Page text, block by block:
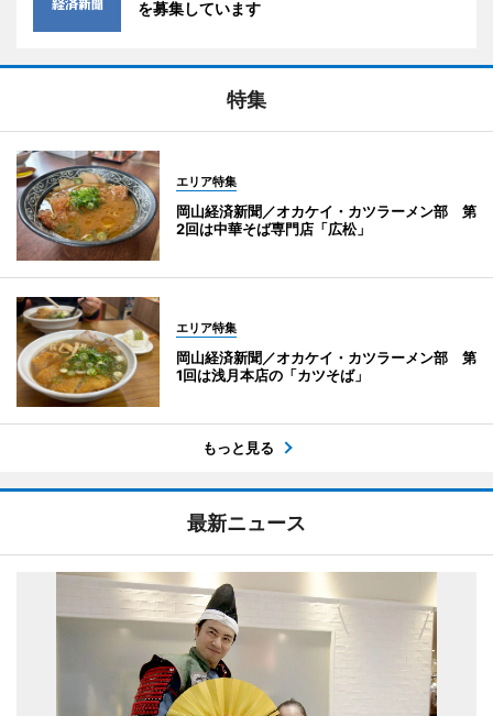
を募集しています
特集
エリア特集
岡山経済新聞／オカケイ・カツラーメン部 第
2回は中華そば専門店「広松」
エリア特集
岡山経済新聞／オカケイ・カツラーメン部 第
1回は浅月本店の「カツそば」
もっと見る
最新ニュース